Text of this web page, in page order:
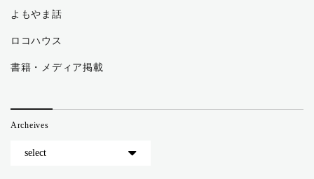
よもやま話
ロコハウス
書籍・メディア掲載
Archeives